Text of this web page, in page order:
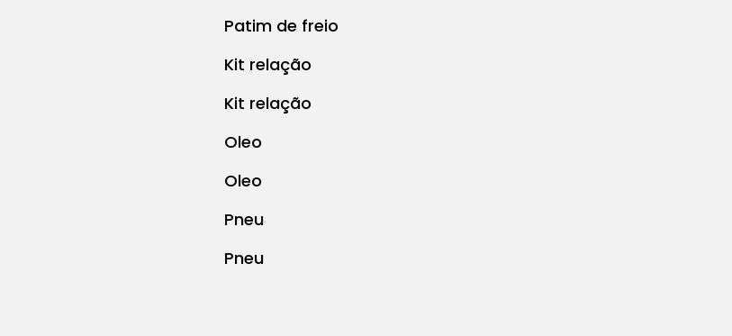
Patim de freio
Kit relação
Kit relação
Oleo
Oleo
Pneu
Pneu